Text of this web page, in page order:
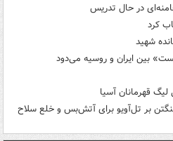
در حال تدریس
کرد
شهید
بین ایران و روسیه می‌دود
قهرمانان آسیا
بر تل‌آویو برای آتش‌بس و خلع سلاح